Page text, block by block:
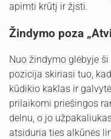
apimti krūtį ir žįsti.
Žindymo poza
Nuo žindymo glėbyje ši
pozicija skiriasi tuo, kad
kūdikio kaklas ir galvytė
prilaikomi priešingos
delnu, o jo
atsiduria ties alkūnės